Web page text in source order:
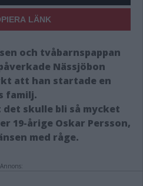
LÄNK
och tvåbarnspappan
Nässjöbon
att han startade en
familj.
skulle bli så mycket
19-årige Oskar Persson,
med råge.
Annons: